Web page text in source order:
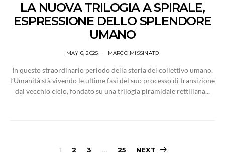
LA NUOVA TRILOGIA A SPIRALE,
ESPRESSIONE DELLO SPLENDORE
UMANO
MAY 6, 2025 MARCO MISSINATO
In questo straordinario periodo della storia del collettivo umano,
l’Umanità stà vivendo le ultime fasi del suo processo di transizione
dal vecchio ciclo, fondato su una trilogia piramidale rettiliana...
1 2 3 … 25 NEXT